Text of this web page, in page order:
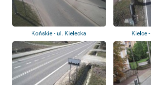
Końskie - ul. Kielecka
Kielce